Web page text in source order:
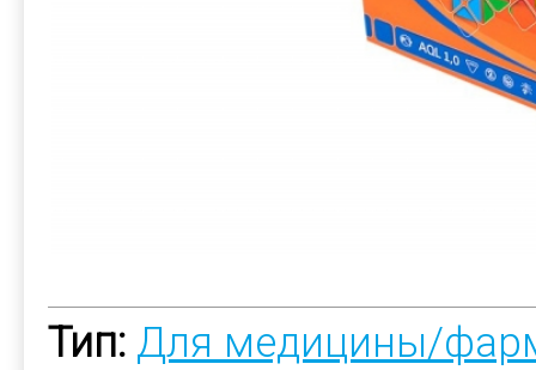
Тип: Для медицины/